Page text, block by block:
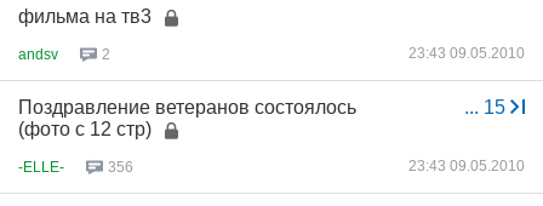
фильма на тв3
andsv 2 23:43 09.05.2010
... 15
Поздравление ветеранов состоялось
(фото с 12 стр)
-ELLE- 356 23:43 09.05.2010